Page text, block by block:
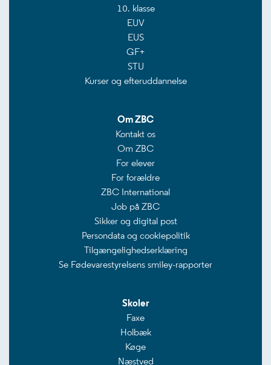
10. klasse
EUV
EUS
GF+
STU
Kurser og efteruddannelse
Om ZBC
Kontakt os
Om ZBC
For elever
For forældre
ZBC International
Job på ZBC
Sikker og digital post
Persondata og cookiepolitik
Tilgængelighedserklæring
Se Fødevarestyrelsens smiley-rapporter
Skoler
Faxe
Holbæk
Køge
Næstved